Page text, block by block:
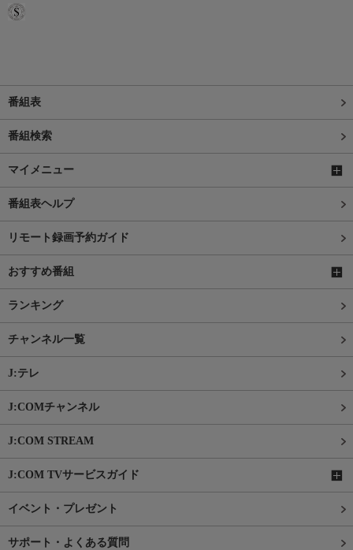
番組表
番組検索
マイメニュー
番組表ヘルプ
リモート録画予約ガイド
おすすめ番組
ランキング
チャンネル一覧
J:テレ
J:COMチャンネル
J:COM STREAM
J:COM TVサービスガイド
イベント・プレゼント
サポート・よくある質問